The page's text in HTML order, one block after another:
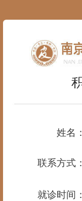
姓名：
联系方式：
就诊时间：